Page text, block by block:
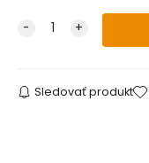
Sledovať produkt